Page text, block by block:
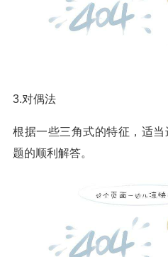
3.对偶法
根据一些三角式的特征，适
题的顺利解答。